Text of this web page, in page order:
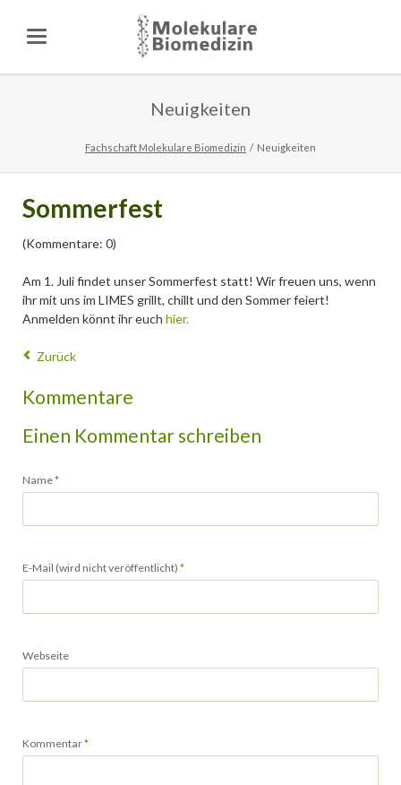
Neuigkeiten
Fachschaft Molekulare Biomedizin Neuigkeiten
Sommerfest
(Kommentare: 0)
Am 1. Juli findet unser Sommerfest statt! Wir freuen uns, wenn
ihr mit uns im LIMES grillt, chillt und den Sommer feiert!
Anmelden könnt ihr euch hier.
Zurück
Kommentare
Einen Kommentar schreiben
Pflichtfeld
Name*
Pflichtfeld
E-Mail (wird nicht veröffentlicht) *
Webseite
Pflichtfeld
Kommentar*